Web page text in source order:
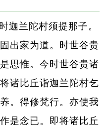
迦兰陀村须提那子。
出家为道。时世谷贵
思惟。今时世谷贵诸
诸比丘诣迦兰陀村乞
。得修梵行。亦使我
是念已。即将诸比丘